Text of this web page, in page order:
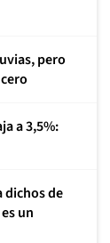
pero
a 3,5%:
dichos de
un